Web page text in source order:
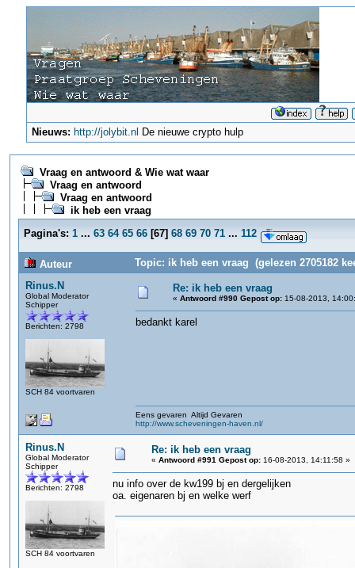
Nieuws: http://jolybit.nl De nieuwe crypto hulp
Vraag en antwoord & Wie wat waar
Vraag en antwoord
Vraag en antwoord
ik heb een vraag
Pagina's: 1 ... 63 64 65 66 [67] 68 69 70 71 ... 112
Auteur
Topic: ik heb een vraag (gelezen 2705182
Rinus.N
Global Moderator
Schipper
Berichten: 2798
SCH 84 voortvaren
Re: ik heb een vraag
« Antwoord #990 Gepost op: 15-08-2013,
bedankt karel
Eens gevaren Altijd Gevaren
http://www.scheveningen-haven.nl/
Rinus.N
Global Moderator
Schipper
Berichten: 2798
SCH 84 voortvaren
Re: ik heb een vraag
« Antwoord #991 Gepost op: 16-08-2013, 14:11:58 »
nu info over de kw199 bj en dergelijken
oa. eigenaren bj en welke werf